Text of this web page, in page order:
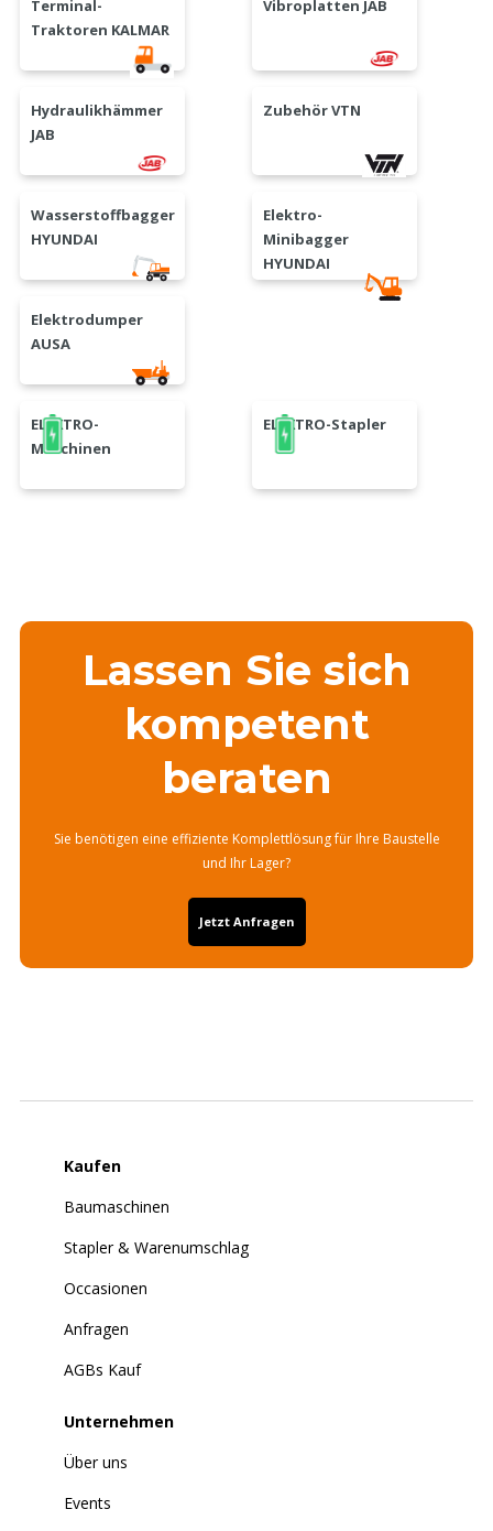
Terminal-
Traktoren KALMAR
Vibroplatten JAB
Hydraulikhämmer
JAB
Zubehör VTN
Wasserstoffbagger
HYUNDAI
Elektro-
Minibagger
HYUNDAI
Elektrodumper
AUSA
ELEKTRO-
Maschinen
ELEKTRO-Stapler
Lassen Sie sich
kompetent
beraten
Sie benötigen eine effiziente Komplettlösung für Ihre Baustelle
und Ihr Lager?
Jetzt Anfragen
Kaufen
Baumaschinen
Stapler & Warenumschlag
Occasionen
Anfragen
AGBs Kauf
Unternehmen
Über uns
Events